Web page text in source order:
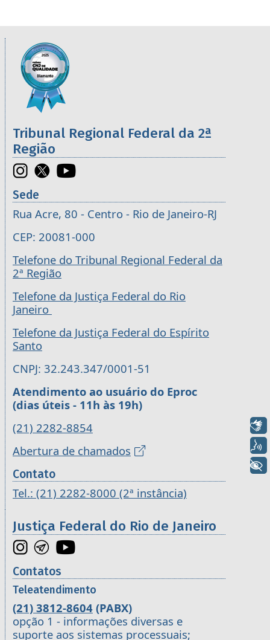
Informações úteis sobre os órgãos da 2ª
Imagem
Tribunal Regional Federal da 2ª
Região
Sede
Rua Acre, 80 - Centro - Rio de Janeiro-RJ
CEP: 20081-000
Telefone do Tribunal Regional Federal da
2ª Região
Telefone da Justiça Federal do Rio
Janeiro
Telefone da Justiça Federal do Espírito
Santo
CNPJ: 32.243.347/0001-51
Atendimento ao usuário do Eproc
(dias úteis - 11h às 19h)
(21) 2282-8854
Abertura de chamados
Contato
Tel.: (21) 2282-8000 (2ª instância)
Justiça Federal do Rio de Janeiro
Contatos
Teleatendimento
(21) 3812-8604 (PABX)
opção 1 - informações diversas e
suporte aos sistemas processuais;